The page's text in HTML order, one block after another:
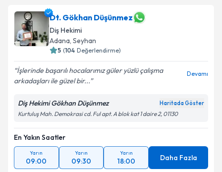
Dt. Gökhan Düşünmez
Diş Hekimi
Adana, Seyhan
5 (104 Değerlendirme)
İşlerinde başarılı hocalarımız güler yüzlü çalışma
arkadaşları ile güzel bir...
Devamı
Diş Hekimi Gökhan Düşünmez Haritada Göster
Kurtuluş Mah. Demokrasi cd. Ful apt. A blok kat 1 daire 2, 01130
En Yakın Saatler
Yarın
09:00
Yarın
09:30
Yarın
18:00 Daha Fazla